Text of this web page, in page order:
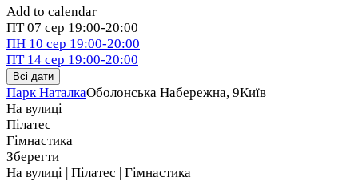
Add to calendar
ПТ 07 сер 19:00-20:00
ПН 10 сер 19:00-20:00
ПТ 14 сер 19:00-20:00
Всі дати
Парк НаталкаОболонська Набережна, 9Київ
На вулиці
Пілатес
Гімнастика
Зберегти
На вулиці | Пілатес | Гімнастика